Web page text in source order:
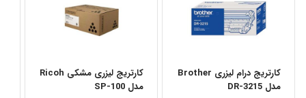
کارتریج درام لیزری Brother
مدل DR-3215
کارتریج لیزری مشکی Ricoh
مدل SP-100